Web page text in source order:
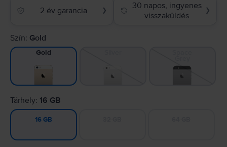
2 év garancia ❯
30 napos, ingyenes
visszaküldés
❯
Szín: Gold
Gold
Tárhely: 16 GB
16 GB